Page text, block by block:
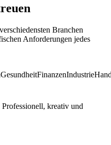
Branchen
Anforderungen jedes
GesundheitFinanzenIndustrie
kreativ und